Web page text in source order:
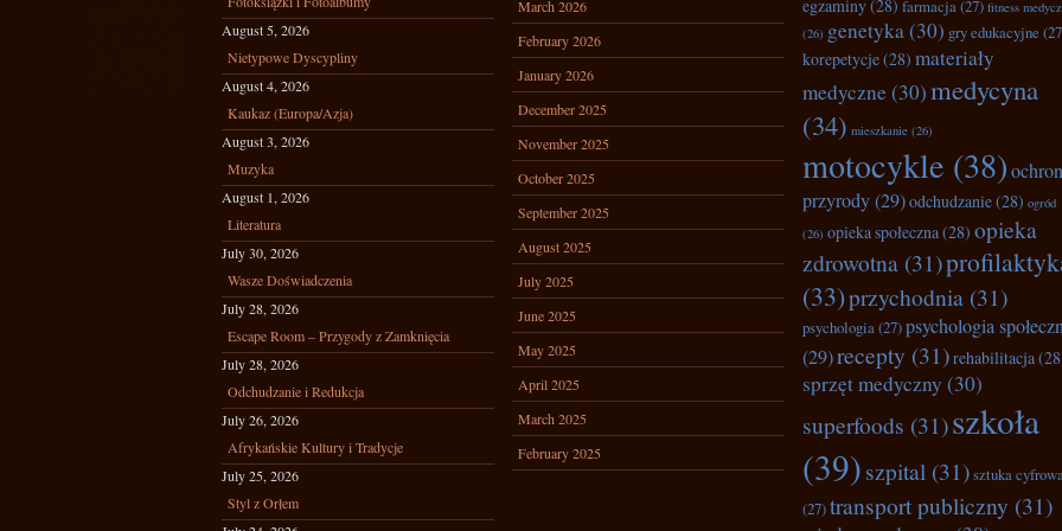
August 5, 2026
Nietypowe Dyscypliny
August 4, 2026
Kaukaz (Europa/Azja)
August 3, 2026
Muzyka
August 1, 2026
Literatura
July 30, 2026
Wasze Doświadczenia
July 28, 2026
Escape Room – Przygody z Zamknięcia
July 28, 2026
Odchudzanie i Redukcja
July 26, 2026
Afrykańskie Kultury i Tradycje
July 25, 2026
Styl z Orłem
March 2026
February 2026
January 2026
December 2025
November 2025
October 2025
September 2025
August 2025
July 2025
June 2025
May 2025
April 2025
March 2025
February 2025
egzaminy(28) farmacja(27) fitness
(26) genetyka(30) gry edukacyjne
korepetycje(28) materiały
medyczne (30)medycyna
(34) mieszkanie (26)
motocykle (38)
przyrody(29)odchudzanie(28) ogród
(26) opieka społeczna(28) opieka
zdrowotna (31)
(33)przychodnia (31)
psychologia(27)psychologia
(29)recepty (31)rehabilitacja
sprzęt medyczny (30)
superfoods (31)szkoła
(39)szpital (31)sztuka
(27)transport publiczny (31)